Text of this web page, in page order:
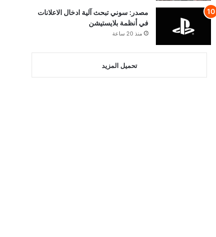
مصدر: سوني تبحث آلية ادخال الاعلانات
في أنظمة بلايستيشن
منذ 20 ساعة
تحميل المزيد